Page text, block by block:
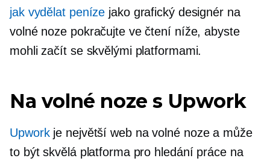
jak vydělat peníze jako grafický designér na
volné noze pokračujte ve čtení níže, abyste
mohli začít se skvělými platformami.
Na volné noze s Upwork
Upworkje největší web na volné noze a může
to být skvělá platforma pro hledání práce na